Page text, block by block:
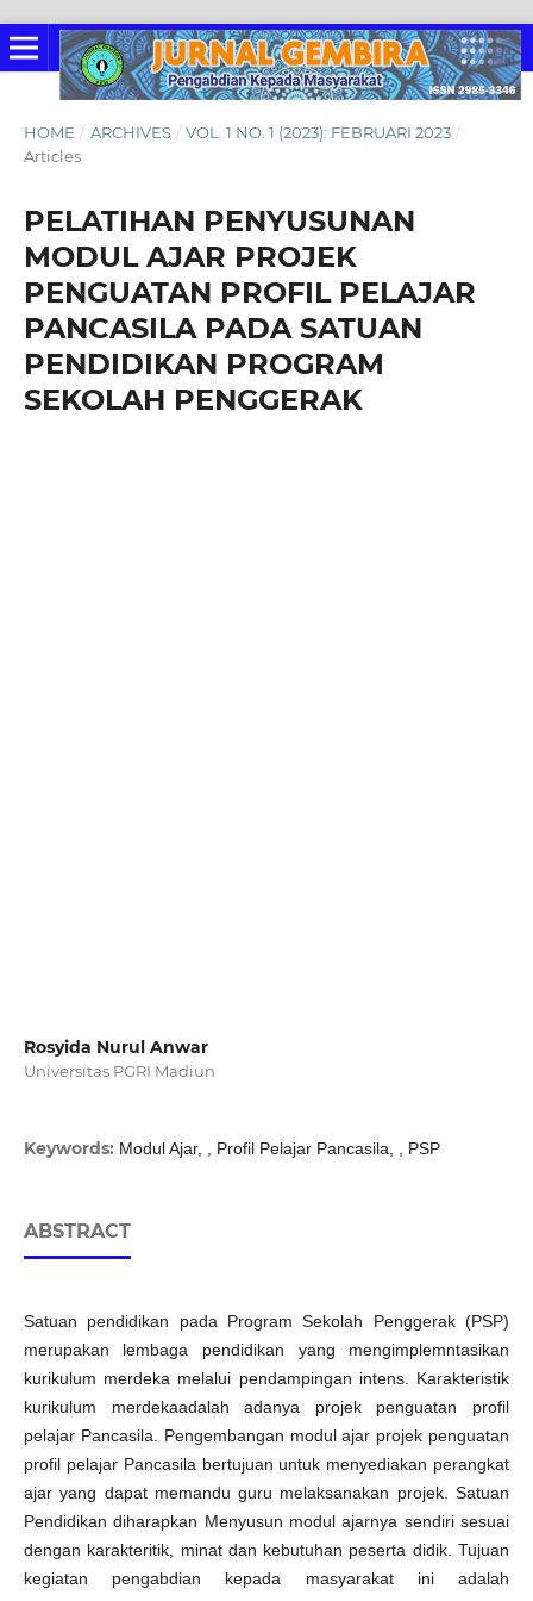
HOME / ARCHIVES / VOL. 1 NO. 1 (2023): FEBRUARI 2023 /
Articles
PELATIHAN PENYUSUNAN
MODUL AJAR PROJEK
PENGUATAN PROFIL PELAJAR
PANCASILA PADA SATUAN
PENDIDIKAN PROGRAM
SEKOLAH PENGGERAK
Rosyida Nurul Anwar
Universitas PGRI Madiun
Keywords: Modul Ajar, , Profil Pelajar Pancasila, , PSP
ABSTRACT
Satuan pendidikan pada Program Sekolah Penggerak (PSP)
merupakan lembaga pendidikan yang mengimplemntasikan
kurikulum merdeka melalui pendampingan intens. Karakteristik
kurikulum merdekaadalah adanya projek penguatan profil
pelajar Pancasila. Pengembangan modul ajar projek penguatan
profil pelajar Pancasila bertujuan untuk menyediakan perangkat
ajar yang dapat memandu guru melaksanakan projek. Satuan
Pendidikan diharapkan Menyusun modul ajarnya sendiri sesuai
dengan karakteritik, minat dan kebutuhan peserta didik. Tujuan
kegiatan pengabdian kepada masyarakat ini adalah